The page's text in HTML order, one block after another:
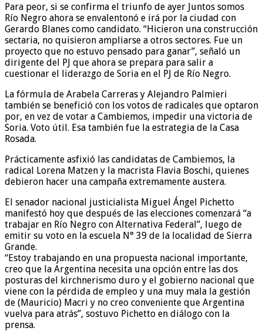
Para peor, si se confirma el triunfo de ayer Juntos somos
Río Negro ahora se envalentonó e irá por la ciudad con
Gerardo Blanes como candidato. “Hicieron una construcción
sectaria, no quisieron ampliarse a otros sectores. Fue un
proyecto que no estuvo pensado para ganar”, señaló un
dirigente del PJ que ahora se prepara para salir a
cuestionar el liderazgo de Soria en el PJ de Río Negro.
La fórmula de Arabela Carreras y Alejandro Palmieri
también se benefició con los votos de radicales que optaron
por, en vez de votar a Cambiemos, impedir una victoria de
Soria. Voto útil. Esa también fue la estrategia de la Casa
Rosada.
Prácticamente asfixió las candidatas de Cambiemos, la
radical Lorena Matzen y la macrista Flavia Boschi, quienes
debieron hacer una campaña extremamente austera.
El senador nacional justicialista Miguel Ángel Pichetto
manifestó hoy que después de las elecciones comenzará “a
trabajar en Río Negro con Alternativa Federal”, luego de
emitir su voto en la escuela N° 39 de la localidad de Sierra
Grande.
“Estoy trabajando en una propuesta nacional importante,
creo que la Argentina necesita una opción entre las dos
posturas del kirchnerismo duro y el gobierno nacional que
viene con la pérdida de empleo y una muy mala la gestión
de (Mauricio) Macri y no creo conveniente que Argentina
vuelva para atrás”, sostuvo Pichetto en diálogo con la
prensa.